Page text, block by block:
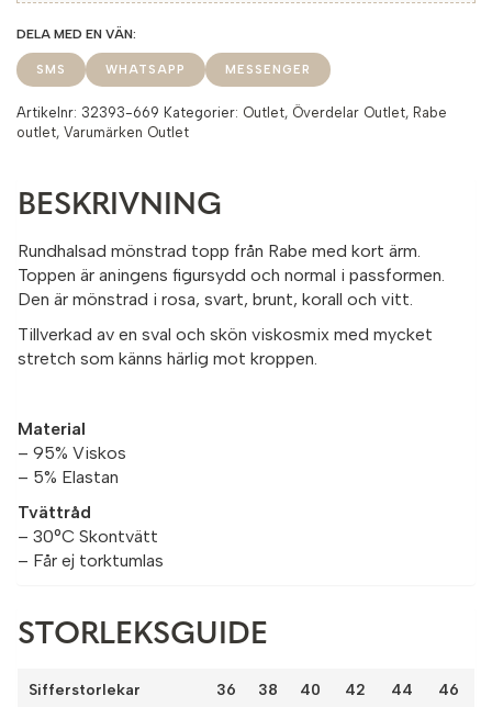
SMS WHATSAPP MESSENGER
Artikelnr: 32393-669 Kategorier: Outlet, Överdelar Outlet, Rabe
outlet, Varumärken Outlet
BESKRIVNING
Rundhalsad mönstrad topp från Rabe med kort ärm.
Toppen är aningens figursydd och normal i passformen.
Den är mönstrad i rosa, svart, brunt, korall och vitt.
Tillverkad av en sval och skön viskosmix med mycket
stretch som känns härlig mot kroppen.
Material
– 95% Viskos
– 5% Elastan
Tvättråd
– 30°C Skontvätt
– Får ej torktumlas
STORLEKSGUIDE
Sifferstorlekar 36 38 40 42 44 46